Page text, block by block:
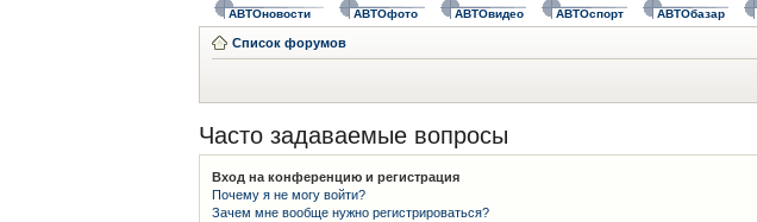
АВТОновости АВТОфото АВТОвидео АВТОспорт АВТОбазар
Список форумов
Часто задаваемые вопросы
Вход на конференцию и регистрация
Почему я не могу войти?
Зачем мне вообще нужно регистрироваться?